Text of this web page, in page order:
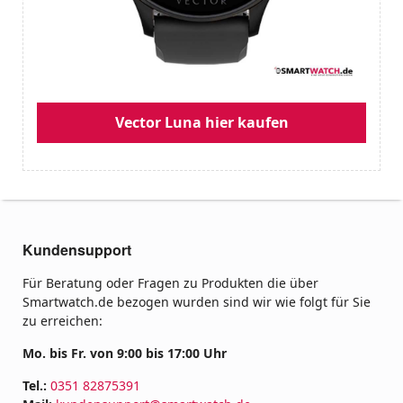
Vector Luna hier kaufen
Kundensupport
Für Beratung oder Fragen zu Produkten die über
Smartwatch.de bezogen wurden sind wir wie folgt für Sie
zu erreichen:
Mo. bis Fr. von 9:00 bis 17:00 Uhr
Tel.: 0351 82875391